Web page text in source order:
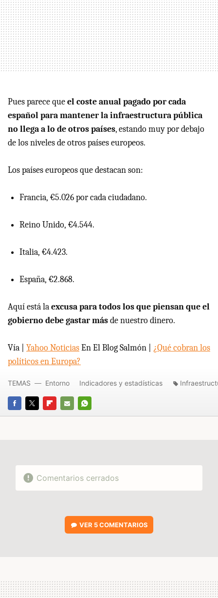
Pues parece queel coste anual pagado por cada
español para mantener la infraestructura pública
no llega a lo de otros países, estando muy por debajo
de los niveles de otros países europeos.
Los países europeos que destacan son:
Francia, €5.026 por cada ciudadano.
Reino Unido, €4.544.
Italia, €4.423.
España, €2.868.
Aquí está laexcusa para todos los que piensan que el
gobierno debe gastar másde nuestro dinero.
Vía | Yahoo NoticiasEn El Blog Salmón | ¿Qué cobran los
políticos en Europa?
FACEBOOK
TWITTERFLIPBOARD
E-
WHATSAPP
TEMAS Entorno Indicadores y estadísticas
Comentarios cerrados
VER 5 COMENTARIOS